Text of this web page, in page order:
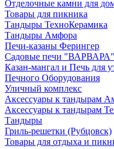
Отделочные камни для
Товары для пикника
Тандыры ТехноКерамика
Тандыры Амфора
Печи-казаны Ферингер
Садовые печи "ВАРВАРА"
Казан-мангал и Печь для
Печного Оборудования
Уличный комплекс
Аксессуары к тандырам
Аксессуары к тандырам
Тандыры
Гриль-решетки (Рубцовск)
Товары для отдыха и